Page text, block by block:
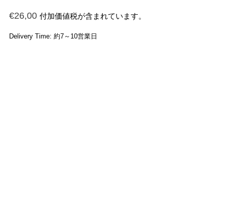
€26,00 付加価値税が含まれています。
Delivery Time: 約7～10営業日